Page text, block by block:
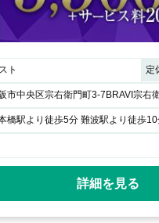
ト 定
市中央区宗右衛門町3-7BRAVI宗右
詳細を見る